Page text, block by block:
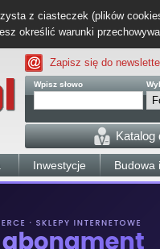
z ciasteczek (plików
określić warunki
Zapisz się do
Wpisz słowo
Katalog
Inwestycje Budowa